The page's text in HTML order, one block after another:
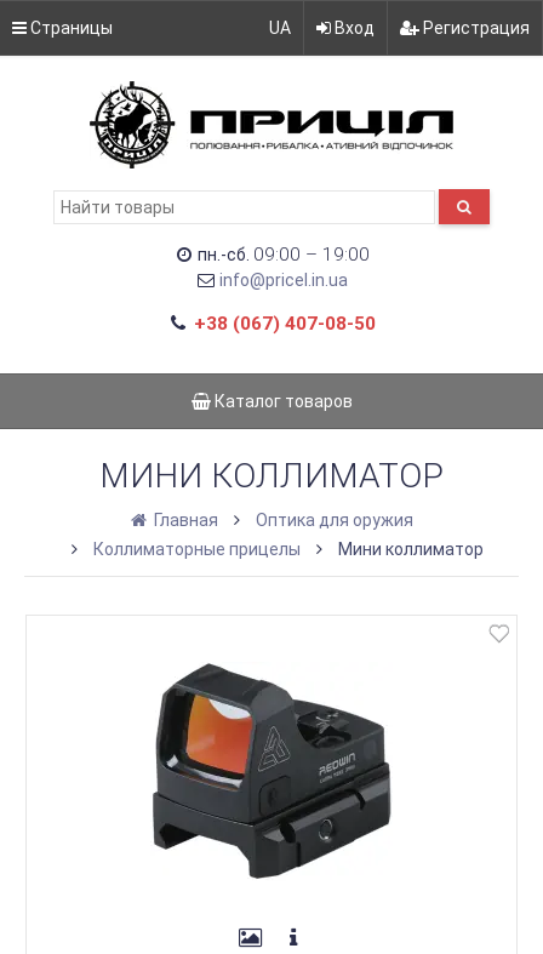
Страницы UA Вход Регистрация
пн.-сб. 09:00 – 19:00
info@pricel.in.ua
+38 (067) 407-08-50
Каталог товаров
МИНИ КОЛЛИМАТОР
Главная
Оптика для оружия
Коллиматорные прицелы
Мини коллиматор